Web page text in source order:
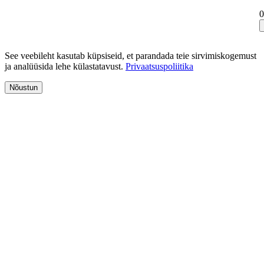
See veebileht kasutab küpsiseid, et parandada teie sirvimiskogemust
ja analüüsida lehe külastatavust. Privaatsuspoliitika
Nõustun